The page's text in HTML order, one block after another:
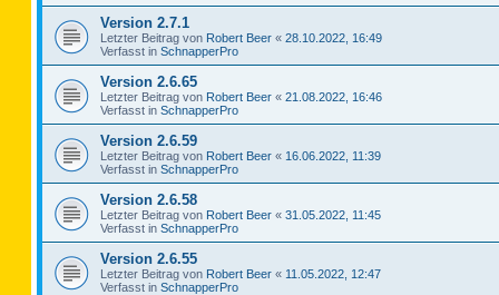
Version 2.7.1
Letzter Beitrag von Robert Beer « 28.10.2022, 16:49
Verfasst in SchnapperPro
Version 2.6.65
Letzter Beitrag von Robert Beer « 21.08.2022, 16:46
Verfasst in SchnapperPro
Version 2.6.59
Letzter Beitrag von Robert Beer « 16.06.2022, 11:39
Verfasst in SchnapperPro
Version 2.6.58
Letzter Beitrag von Robert Beer « 31.05.2022, 11:45
Verfasst in SchnapperPro
Version 2.6.55
Letzter Beitrag von Robert Beer « 11.05.2022, 12:47
Verfasst in SchnapperPro